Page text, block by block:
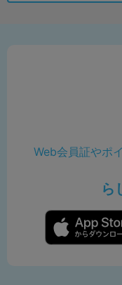
Web会員証やポ
ら